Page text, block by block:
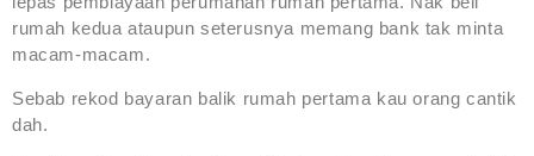
rumah kedua ataupun seterusnya memang bank tak minta
macam-macam.
Sebab rekod bayaran balik rumah pertama kau orang cantik
dah.